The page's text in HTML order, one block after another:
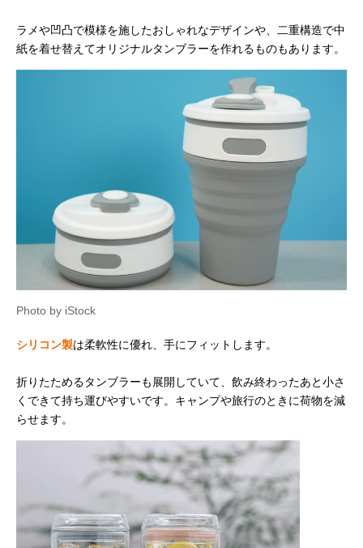
ラメや凹凸で模様を施したおしゃれなデザインや、二重構造で中
紙を着せ替えてオリジナルタンブラーを作れるものもあります。
Photo by iStock
シリコン製は柔軟性に優れ、手にフィットします。
折りたためるタンブラーも展開していて、飲み終わったあと小さ
くできて持ち運びやすいです。キャンプや旅行のときに荷物を減
らせます。